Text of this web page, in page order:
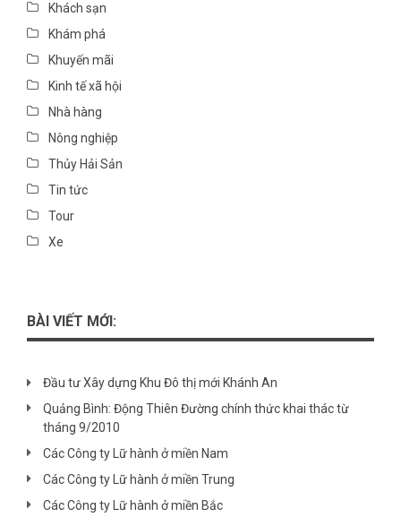
Khách sạn
Khám phá
Khuyến mãi
Kinh tế xã hội
Nhà hàng
Nông nghiệp
Thủy Hải Sản
Tin tức
Tour
Xe
BÀI VIẾT MỚI:
Đầu tư Xây dựng Khu Đô thị mới Khánh An
Quảng Bình: Động Thiên Đường chính thức khai thác từ
tháng 9/2010
Các Công ty Lữ hành ở miền Nam
Các Công ty Lữ hành ở miền Trung
Các Công ty Lữ hành ở miền Bắc